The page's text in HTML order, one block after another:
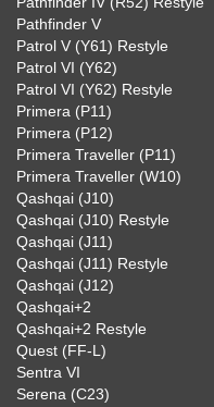
Pathfinder V
Patrol V (Y61) Restyle
Patrol VI (Y62)
Patrol VI (Y62) Restyle
Primera (P11)
Primera (P12)
Primera Traveller (P11)
Primera Traveller (W10)
Qashqai (J10)
Qashqai (J10) Restyle
Qashqai (J11)
Qashqai (J11) Restyle
Qashqai (J12)
Qashqai+2
Qashqai+2 Restyle
Quest (FF-L)
Sentra VI
Serena (C23)